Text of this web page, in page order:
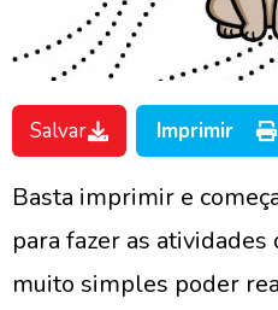
Salvar Imprimir
Basta imprimir e
para fazer as atividades
muito simples poder